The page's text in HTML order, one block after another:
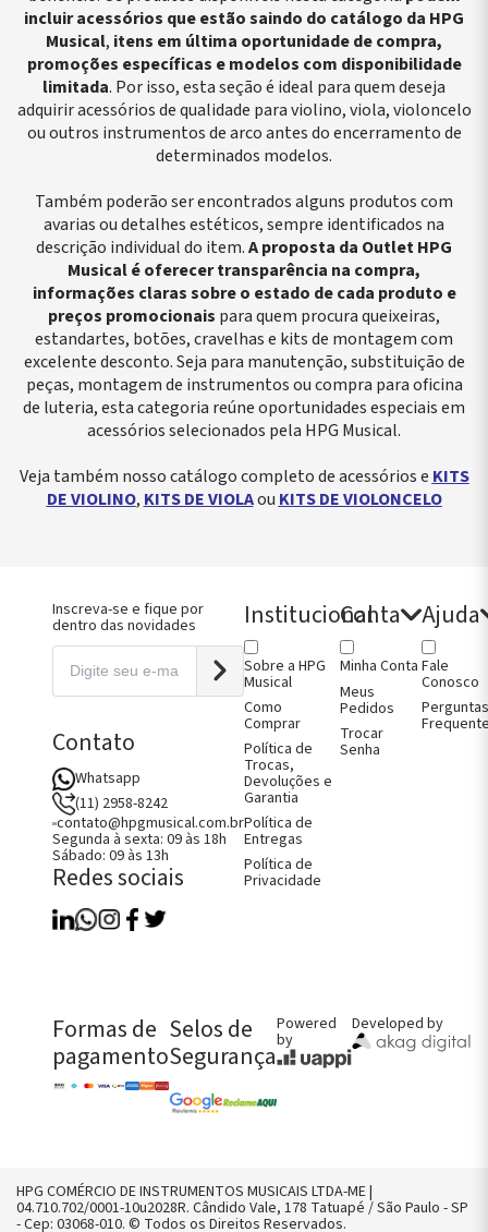
Catálogo
Irlandesas
Flautas
Doces
Handpan
Arco
Estojos e
Capas de
Arco
Guias de
Arco
Talões de
Arco
Encordoamentos
Viola
Violino
Viola
de Arco
e Capas
e Capas
e Capas
Ferragens
Queixeira
Viola
Guias de
Arco
Montagem
Violino
Kits
Montagem
Viola
Kits
Montagem
Violoncelo
Limpeza e
Madeiras
para
Construção
Metrônomos
Viola
Micro
Afinadores
Violoncelo
Pestanas
Viola
Pestanas
Violoncelo
Pestanas
Contrabaixo
Prática e
Performance
Prendedores
de Partitura
Queixeiras
Violino
Queixeiras
Rabichos
Viola
Rabichos
Violoncelo
Rabichos
Contrabaixo
Suportes Viola
Suportes
Violoncelo
Suportes
Contrabaixo
Surdina Violino
Surdina Viola
Surdina
Violonelo
Talões de Arco
Tira Lobo
Tarraxas
Umidificadores
incluir acessórios que estão saindo do catálogo da HPG
Musical, itens em última oportunidade de compra,
promoções específicas e modelos com disponibilidade
limitada. Por isso, esta seção é ideal para quem deseja
adquirir acessórios de qualidade para violino, viola, violoncelo
ou outros instrumentos de arco antes do encerramento de
determinados modelos.
Também poderão ser encontrados alguns produtos com
avarias ou detalhes estéticos, sempre identificados na
descrição individual do item.A proposta da Outlet HPG
Musical é oferecer transparência na compra,
informações claras sobre o estado de cada produto e
preços promocionais para quem procura queixeiras,
estandartes, botões, cravelhas e kits de montagem com
excelente desconto.Seja para manutenção, substituição de
peças, montagem de instrumentos ou compra para oficina
de luteria, esta categoria reúne oportunidades especiais em
acessórios selecionados pela HPG Musical.
Veja também nosso catálogo completo de acessórios e KITS
DE VIOLINO, KITS DE VIOLAou KITS DE VIOLONCELO
Como Comprar
FALE CONOSCO AGORA!
CHAMAR NO WHATS
CONTATO@HPGMUSICAL.COM.BR
Inscreva-se e fique por
dentro das novidades
Contato
Whatsapp
(11) 2958-8242
contato@hpgmusical.com.br
Segunda à sexta: 09 às 18h
Sábado: 09 às 13h
Redes sociais
Institucional
Sobre a HPG
Musical
Como
Comprar
Política de
Trocas,
Devoluções e
Garantia
Política de
Entregas
Política de
Privacidade
Conta
Minha Conta
Meus
Pedidos
Trocar
Senha
Ajuda
Fale
Conosco
Perguntas
Formas de
pagamento
Selos de
Segurança
Powered
by
Developed by
HPG COMÉRCIO DE INSTRUMENTOS MUSICAIS LTDA-ME |
04.710.702/0001-10u2028R. Cândido Vale, 178 Tatuapé / São Paulo - SP
- Cep: 03068-010. © Todos os Direitos Reservados.